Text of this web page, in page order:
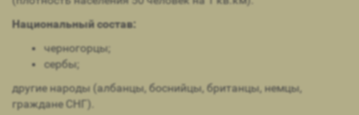
Национальный состав:
черногорцы;
сербы;
другие народы (албанцы, боснийцы, британцы, немцы,
граждане СНГ).